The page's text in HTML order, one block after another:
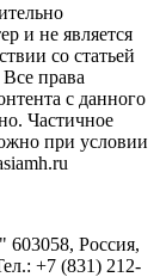
и не является
со статьей
права
с данного
Частичное
при условии
Россия,
+7 (831) 212-